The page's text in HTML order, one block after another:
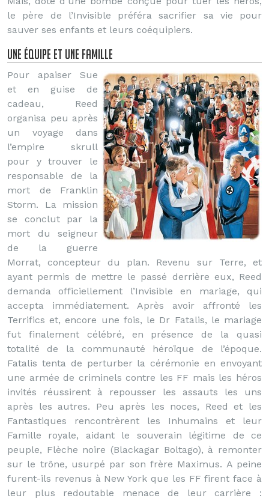
le père de l’Invisible préféra sacrifier sa vie pour
sauver ses enfants et leurs coéquipiers.
Une équipe et une famille
Pour apaiser Sue
et en guise de
cadeau, Reed
organisa peu après
un voyage dans
l’empire skrull
pour y trouver le
responsable de la
mort de Franklin
Storm. La mission
se conclut par la
mort du seigneur
de la guerre
Morrat, concepteur du plan. Revenu sur Terre, et
ayant permis de mettre le passé derrière eux, Reed
demanda officiellement l’Invisible en mariage, qui
accepta immédiatement. Après avoir affronté les
Terrifics et, encore une fois, le Dr Fatalis, le mariage
fut finalement célébré, en présence de la quasi
totalité de la communauté héroïque de l’époque.
Fatalis tenta de perturber la cérémonie en envoyant
une armée de criminels contre les FF mais les héros
invités réussirent à repousser les assauts les uns
après les autres. Peu après les noces, Reed et les
Fantastiques rencontrèrent les Inhumains et leur
Famille royale, aidant le souverain légitime de ce
peuple, Flèche noire (Blackagar Boltago), à remonter
sur le trône, usurpé par son frère Maximus. A peine
furent-ils revenus à New York que les FF firent face à
leur plus redoutable menace de leur carrière :